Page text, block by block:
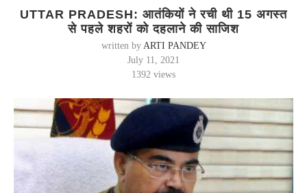
UTTAR PRADESH: आतंकियों ने रची थी 15 अगस्त
से पहले शहरों को दहलाने की साजिश
written by ARTI PANDEY
July 11, 2021
1392 views